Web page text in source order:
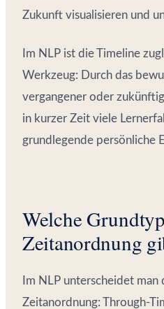
Zukunft visualisieren und
Im NLP ist die Timeline
Werkzeug: Durch das
vergangener oder
in kurzer Zeit viele
grundlegende persönliche
Welche
Zeitanordnung
Im NLP unterscheidet
Zeitanordnung: Through-